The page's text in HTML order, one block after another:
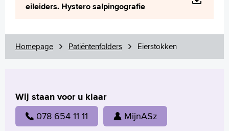
eileiders. Hystero salpingografie
Homepage Patiëntenfolders Eierstokken
Wij staan voor u klaar
078 654 11 11 MijnASz